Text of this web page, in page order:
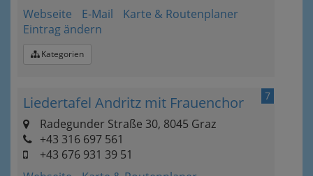
Webseite
E-Mail
Karte & Routenplaner
Eintrag ändern
Kategorien
7
Liedertafel Andritz mit Frauenchor
Radegunder Straße 30, 8045 Graz
+43 316 697 561
+43 676 931 39 51